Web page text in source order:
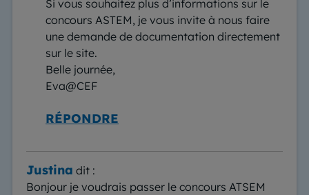
Si vous souhaitez plus d’informations sur le
concours ASTEM, je vous invite à nous faire
une demande de documentation directement
sur le site.
Belle journée,
Eva@CEF
RÉPONDRE
Justina dit :
Bonjour je voudrais passer le concours ATSEM